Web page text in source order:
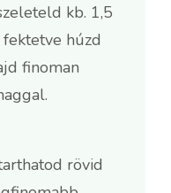
kb. 1,5
húzd
finoman
rövid